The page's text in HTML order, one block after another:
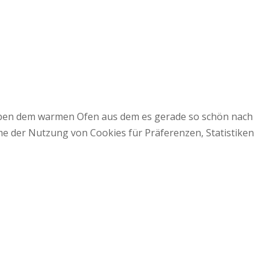
dem warmen Ofen aus dem es gerade so schön nach
der Nutzung von Cookies für Präferenzen, Statistiken